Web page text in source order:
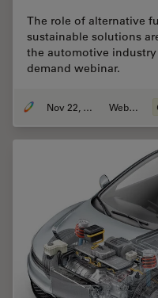
The role of alternative
sustainable solutions
the automotive
demand webinar.
Nov 22, 2022 Webinar